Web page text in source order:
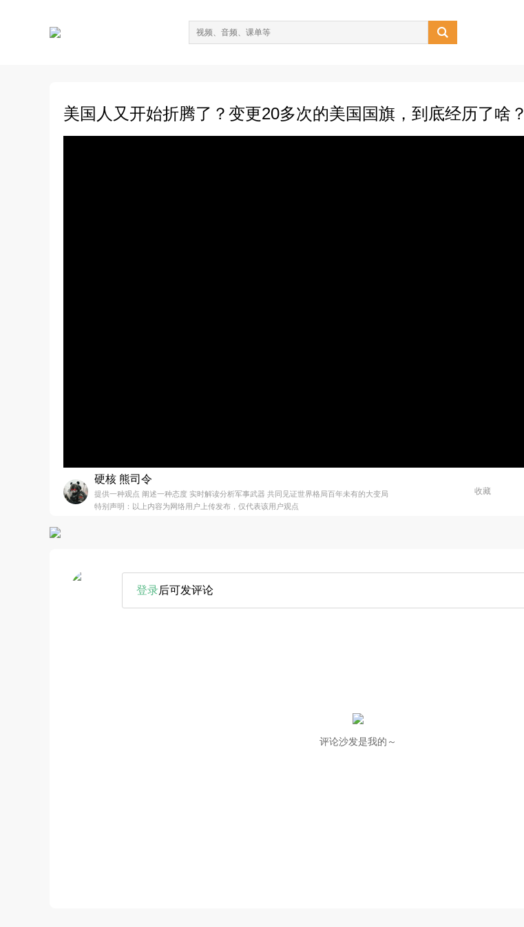

美国人又开始折腾了？变更20多次的美国国旗，到底经历了啥？
硬核 熊司令
提供一种观点 阐述一种态度 实时解读分析军事武器 共同见证世界格局百年未有的大变局
特别声明：以上内容为网络用户上传发布，仅代表该用户观点
收藏
登录后可发评论
评论沙发是我的～